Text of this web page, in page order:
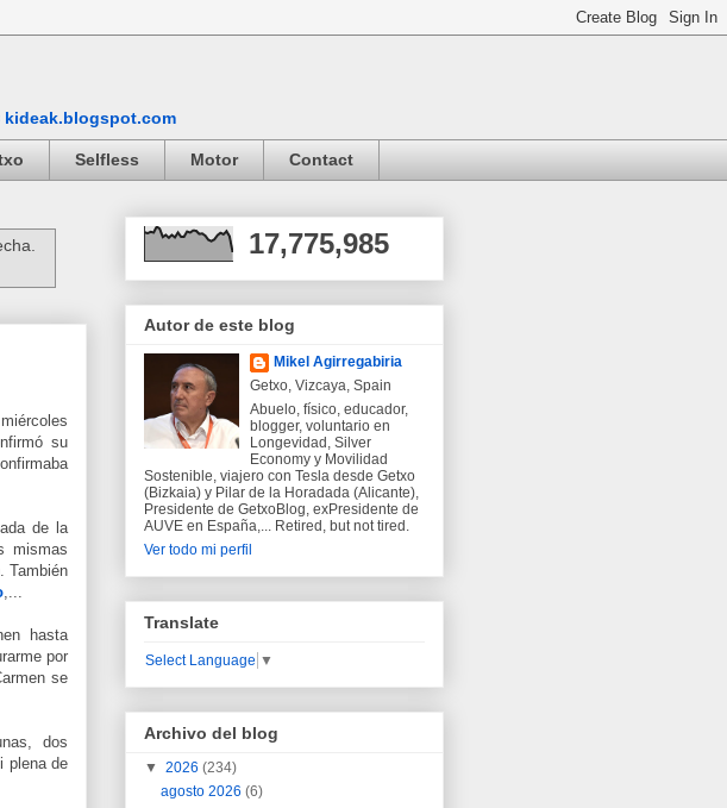
kideak.blogspot.com
Selfless Motor Contact
su
de la
mismas
También
,...
hasta
por
se
dos
plena de
17,775,985
Autor de este blog
Mikel Agirregabiria
Getxo, Vizcaya, Spain
Abuelo, físico, educador,
blogger, voluntario en
Longevidad, Silver
Economy y Movilidad
Sostenible, viajero con Tesla desde Getxo
(Bizkaia) y Pilar de la Horadada (Alicante),
Presidente de GetxoBlog, exPresidente de
AUVE en España,... Retired, but not tired.
Ver todo mi perfil
Translate
Select Language ▼
Archivo del blog
▼ 2026 (234)
agosto 2026(6)